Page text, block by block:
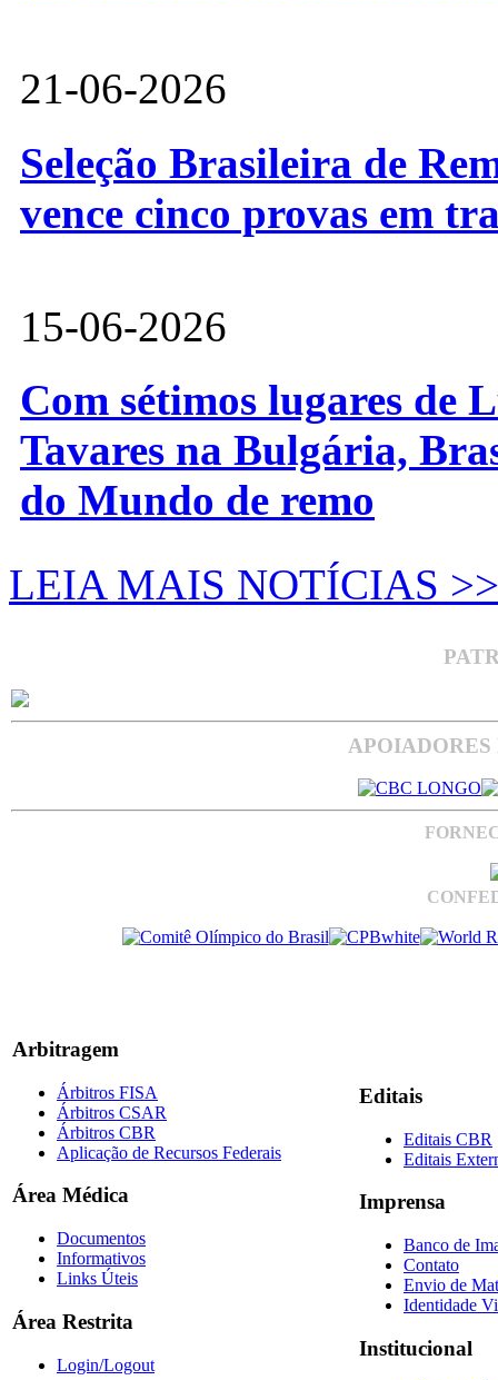
21-06-2026
Seleção Brasileira de
vence cinco provas em
15-06-2026
Com sétimos lugares de
Tavares na Bulgária,
do Mundo de remo
LEIA MAIS NOTÍCIAS >>
Arbitragem
Árbitros FISA
Árbitros CSAR
Árbitros CBR
Aplicação de Recursos Federais
Área Médica
Documentos
Informativos
Links Úteis
Área Restrita
Login/Logout
Editais
Editais CBR
Editais
Imprensa
Banco de
Contato
Envio de
Identidade
Institucional